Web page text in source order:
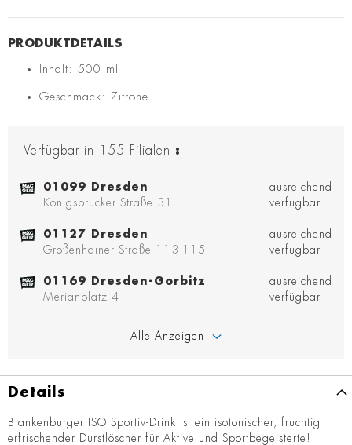
Inhalt: 500 ml
Geschmack: Zitrone
Verfügbar in 155 Filialen :
01099 Dresden
Königsbrücker Straße 31
ausreichend
verfügbar
01127 Dresden
Großenhainer Straße 113-115
ausreichend
verfügbar
01169 Dresden-Gorbitz
Merianplatz 4
ausreichend
verfügbar
Alle Anzeigen
Details
Blankenburger ISO Sportiv-Drink ist ein isotonischer, fruchtig
erfrischender Durstlöscher für Aktive und Sportbegeisterte!